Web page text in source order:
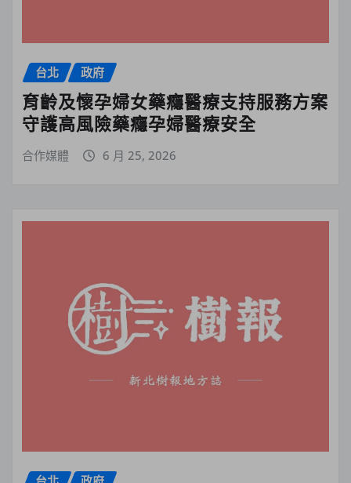
台北 政府
育齡及懷孕婦女藥癮醫療支持服務方案
守護高風險藥癮孕婦醫療安全
合作媒體 6 月 25, 2026